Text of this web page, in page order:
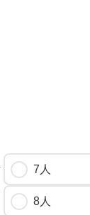
7人
8人